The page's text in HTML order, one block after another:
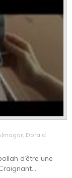
Doraid
d’être une